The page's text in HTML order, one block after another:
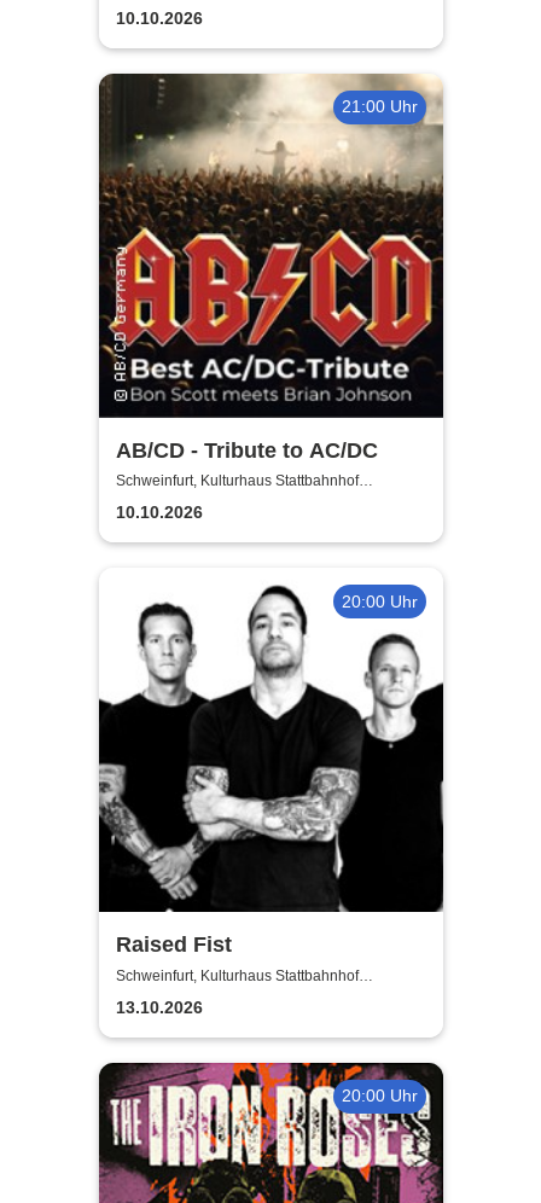
10.10.2026
21:00 Uhr
AB/CD - Tribute to AC/DC
Schweinfurt, Kulturhaus Stattbahnhof
Schweinfurt
10.10.2026
20:00 Uhr
Raised Fist
Schweinfurt, Kulturhaus Stattbahnhof
Schweinfurt
13.10.2026
20:00 Uhr